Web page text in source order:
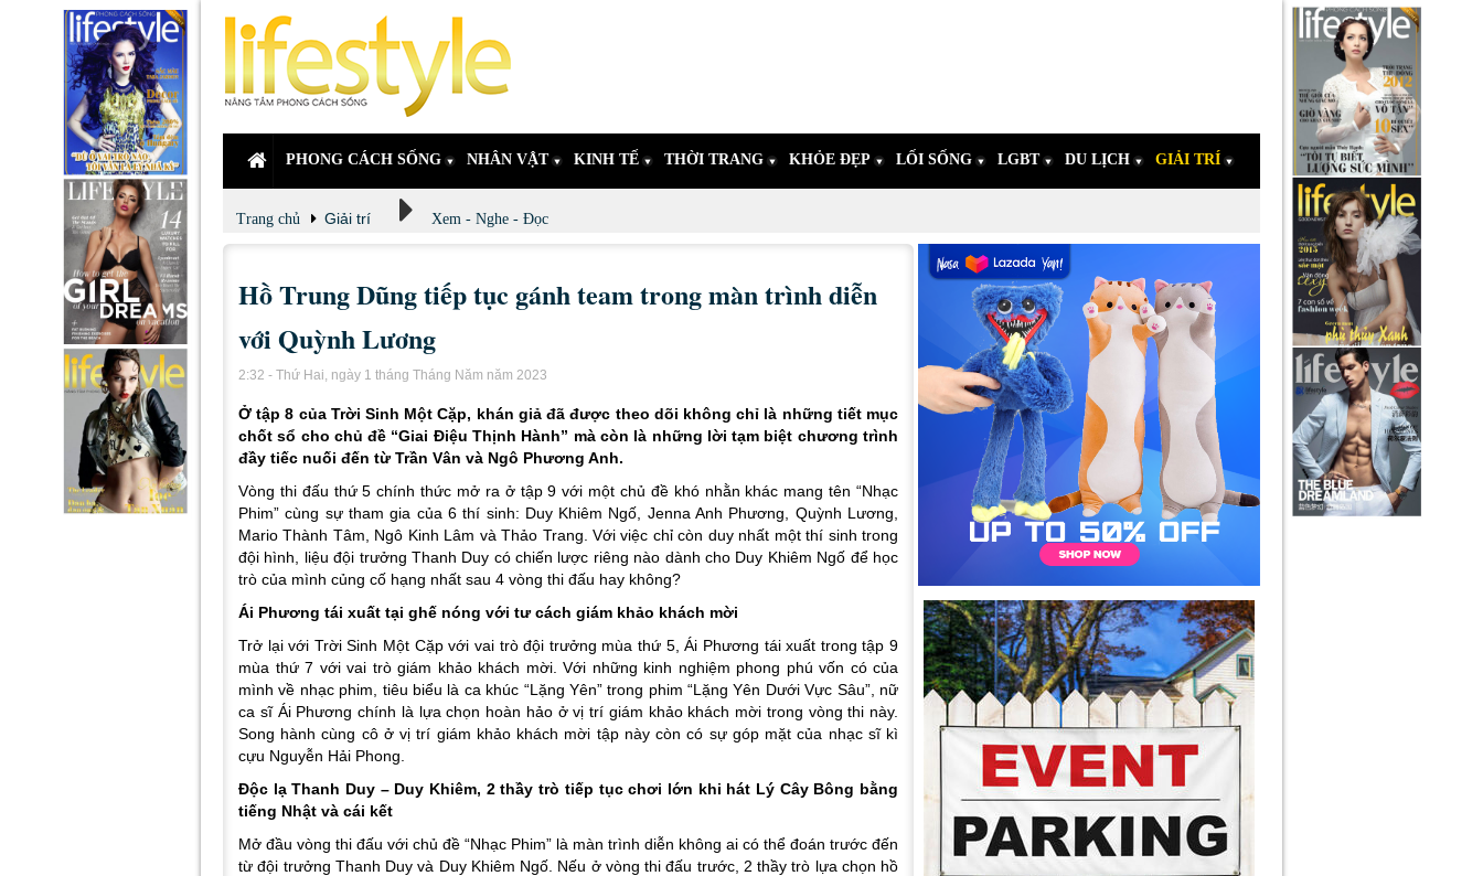
PHONG CÁCH SỐNG NHÂN VẬT KINH TẾ THỜI TRANG KHỎE ĐẸP LỐI SỐNG LGBT DU LỊCH GIẢI TRÍ
Trang chủ Giải trí Xem - Nghe - Đọc
Hồ Trung Dũng tiếp tục gánh team trong màn trình diễn
với Quỳnh Lương
2:32 - Thứ Hai, ngày 1 tháng Tháng Năm năm 2023
Ở tập 8 của Trời Sinh Một Cặp, khán giả đã được theo dõi không chỉ là những tiết mục
chốt sổ cho chủ đề “Giai Điệu Thịnh Hành” mà còn là những lời tạm biệt chương trình
đầy tiếc nuối đến từ Trần Vân và Ngô Phương Anh.
Vòng thi đấu thứ 5 chính thức mở ra ở tập 9 với một chủ đề khó nhằn khác mang tên “Nhạc
Phim” cùng sự tham gia của 6 thí sinh: Duy Khiêm Ngố, Jenna Anh Phương, Quỳnh Lương,
Mario Thành Tâm, Ngô Kinh Lâm và Thảo Trang. Với việc chỉ còn duy nhất một thí sinh trong
đội hình, liệu đội trưởng Thanh Duy có chiến lược riêng nào dành cho Duy Khiêm Ngố để học
trò của mình củng cố hạng nhất sau 4 vòng thi đấu hay không?
Ái Phương tái xuất tại ghế nóng với tư cách giám khảo khách mời
Trở lại với Trời Sinh Một Cặp với vai trò đội trưởng mùa thứ 5, Ái Phương tái xuất trong tập 9
mùa thứ 7 với vai trò giám khảo khách mời. Với những kinh nghiệm phong phú vốn có của
mình về nhạc phim, tiêu biểu là ca khúc “Lặng Yên” trong phim “Lặng Yên Dưới Vực Sâu”, nữ
ca sĩ Ái Phương chính là lựa chọn hoàn hảo ở vị trí giám khảo khách mời trong vòng thi này.
Song hành cùng cô ở vị trí giám khảo khách mời tập này còn có sự góp mặt của nhạc sĩ kì
cựu Nguyễn Hải Phong.
Độc lạ Thanh Duy – Duy Khiêm, 2 thầy trò tiếp tục chơi lớn khi hát Lý Cây Bông bằng
tiếng Nhật và cái kết
Mở đầu vòng thi đấu với chủ đề “Nhạc Phim” là màn trình diễn không ai có thể đoán trước đến
từ đội trưởng Thanh Duy và Duy Khiêm Ngố. Nếu ở vòng thi đấu trước, 2 thầy trò lựa chọn hồ